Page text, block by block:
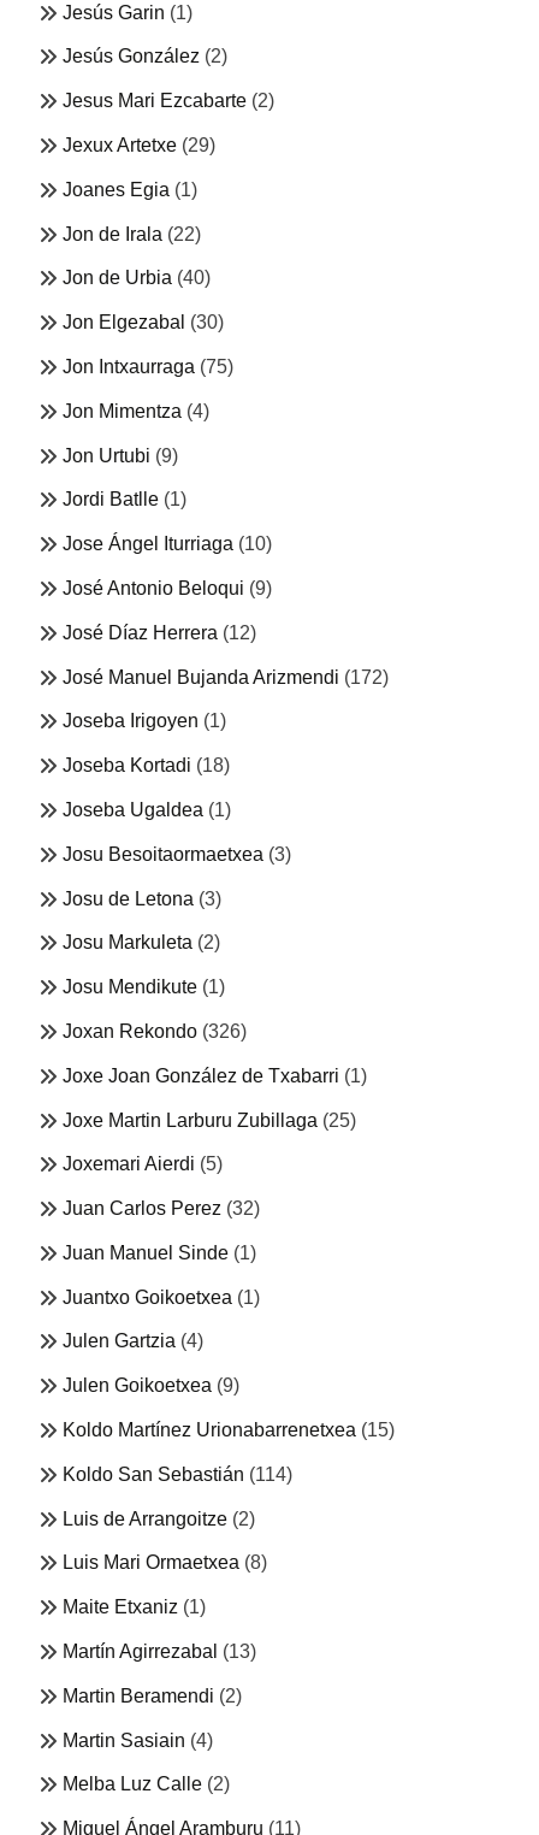
Jesús Garin (1)
Jesús González (2)
Jesus Mari Ezcabarte (2)
Jexux Artetxe (29)
Joanes Egia (1)
Jon de Irala (22)
Jon de Urbia (40)
Jon Elgezabal (30)
Jon Intxaurraga (75)
Jon Mimentza (4)
Jon Urtubi (9)
Jordi Batlle (1)
Jose Ángel Iturriaga (10)
José Antonio Beloqui (9)
José Díaz Herrera (12)
José Manuel Bujanda Arizmendi (172)
Joseba Irigoyen (1)
Joseba Kortadi (18)
Joseba Ugaldea (1)
Josu Besoitaormaetxea (3)
Josu de Letona (3)
Josu Markuleta (2)
Josu Mendikute (1)
Joxan Rekondo (326)
Joxe Joan González de Txabarri (1)
Joxe Martin Larburu Zubillaga (25)
Joxemari Aierdi (5)
Juan Carlos Perez (32)
Juan Manuel Sinde (1)
Juantxo Goikoetxea (1)
Julen Gartzia (4)
Julen Goikoetxea (9)
Koldo Martínez Urionabarrenetxea (15)
Koldo San Sebastián (114)
Luis de Arrangoitze (2)
Luis Mari Ormaetxea (8)
Maite Etxaniz (1)
Martín Agirrezabal (13)
Martin Beramendi (2)
Martin Sasiain (4)
Melba Luz Calle (2)
Miguel Ángel Aramburu (11)